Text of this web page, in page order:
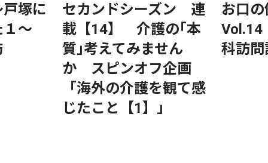
塚に
１〜
セカンドシーズン 連
載【14】 介護の｢本
質｣考えてみません
か スピンオフ企画
「海外の介護を観て感
じたこと【1】」
お口
科訪問